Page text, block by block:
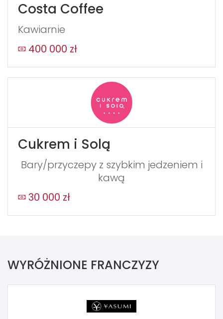
Costa Coffee
Kawiarnie
400 000 zł
Cukrem i Solą
Bary/przyczepy z szybkim jedzeniem i
kawą
30 000 zł
WYRÓŻNIONE FRANCZYZY